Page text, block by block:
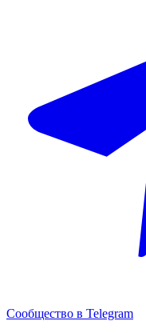
Сообщество в Telegram